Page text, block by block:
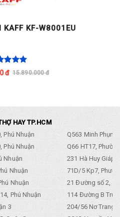
KAFF KF-W8001EU
đ 15.890.000 đ
HAY TP.HCM
Phú Nhuận
Q563 Minh
Phú Nhuận
Q66 HT17,
Nhuận
231 Hà Huy Giáp,
Nhuận
71D/5 Kp7,
Nhuận
21 Đường số 2,
Phú Nhuận
114 Đường B
3
204/56 Nơ Trang